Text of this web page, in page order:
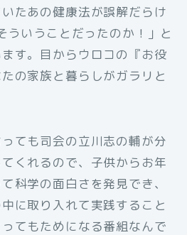
たあの健康法が誤解だらけ
ういうことだったのか！」と
す。目からウロコの『お役
の家族と暮らしがガラリと
ても司会の立川志の輔が分
くれるので、子供からお年
科学の面白さを発見でき、
に取り入れて実践すること
てもためになる番組なんで